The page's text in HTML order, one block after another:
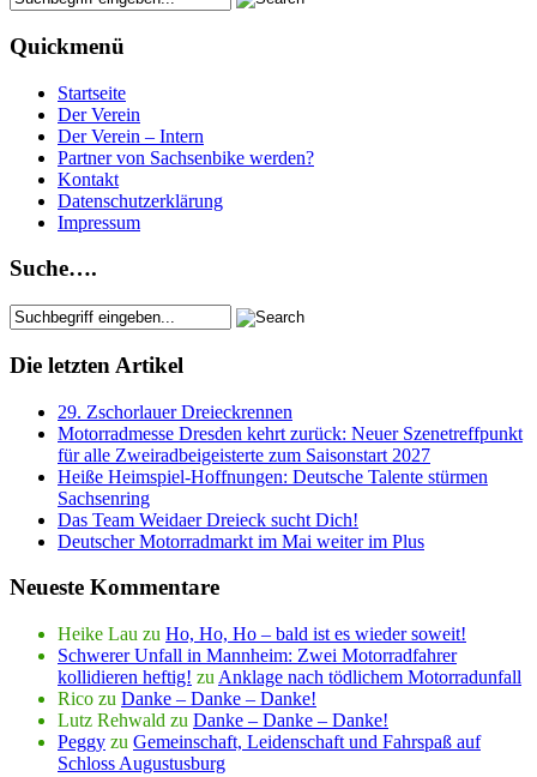
Quickmenü
Startseite
Der Verein
Der Verein – Intern
Partner von Sachsenbike werden?
Kontakt
Datenschutzerklärung
Impressum
Suche….
Die letzten Artikel
29. Zschorlauer Dreieckrennen
Motorradmesse Dresden kehrt zurück: Neuer Szenetreffpunkt
für alle Zweiradbeigeisterte zum Saisonstart 2027
Heiße Heimspiel-Hoffnungen: Deutsche Talente stürmen
Sachsenring
Das Team Weidaer Dreieck sucht Dich!
Deutscher Motorradmarkt im Mai weiter im Plus
Neueste Kommentare
Heike Lau zu Ho, Ho, Ho – bald ist es wieder soweit!
Schwerer Unfall in Mannheim: Zwei Motorradfahrer
kollidieren heftig! zu Anklage nach tödlichem Motorradunfall
Rico zu Danke – Danke – Danke!
Lutz Rehwald zu Danke – Danke – Danke!
Peggy zu Gemeinschaft, Leidenschaft und Fahrspaß auf
Schloss Augustusburg